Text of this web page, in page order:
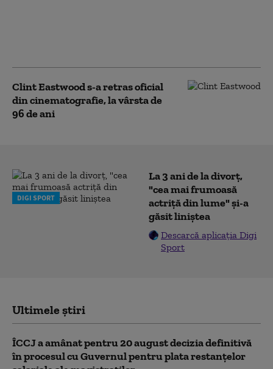
Clint Eastwood s-a retras oficial
din cinematografie, la vârsta de
96 de ani
DIGI SPORT
La 3 ani de la divorț,
"cea mai frumoasă
actriță din lume" și-a
găsit liniștea
Descarcă aplicația Digi
Sport
Ultimele știri
ÎCCJ a amânat pentru 20 august decizia definitivă
în procesul cu Guvernul pentru plata restanțelor